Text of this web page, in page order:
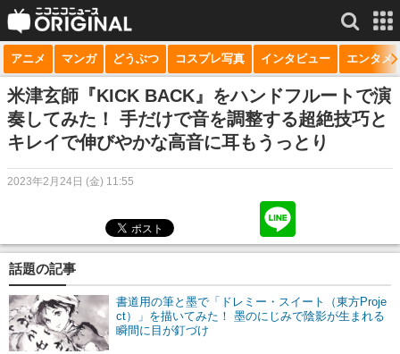
サービス一覧 もっと見る
niconico
動画
生放送
マンガ
ニコニコQ
アニメ マンガ どうぶつ コスプレ写真 インタビュー エンタメ
米津玄師『KICK BACK』をハンドフルートで演
奏してみた！ 手だけで音を調整する超絶技巧と
キレイで伸びやかな高音に耳もうっとり
2023年2月24日 (金) 11:55
話題の記事
書道用の筆と墨で「ドレミー・スイート（東方Proje
ct）」を描いてみた！ 墨のにじみで陰影が生まれる
瞬間に目が釘づけ